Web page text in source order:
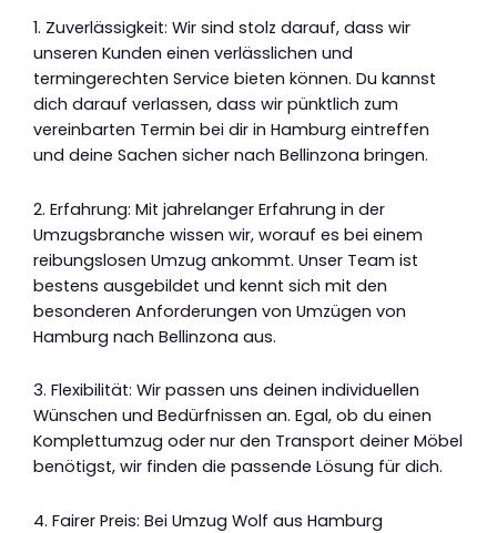
1. Zuverlässigkeit: Wir sind stolz darauf, dass wir
unseren Kunden einen verlässlichen und
termingerechten Service bieten können. Du kannst
dich darauf verlassen, dass wir pünktlich zum
vereinbarten Termin bei dir in Hamburg eintreffen
und deine Sachen sicher nach Bellinzona bringen.
2. Erfahrung: Mit jahrelanger Erfahrung in der
Umzugsbranche wissen wir, worauf es bei einem
reibungslosen Umzug ankommt. Unser Team ist
bestens ausgebildet und kennt sich mit den
besonderen Anforderungen von Umzügen von
Hamburg nach Bellinzona aus.
3. Flexibilität: Wir passen uns deinen individuellen
Wünschen und Bedürfnissen an. Egal, ob du einen
Komplettumzug oder nur den Transport deiner Möbel
benötigst, wir finden die passende Lösung für dich.
4. Fairer Preis: Bei Umzug Wolf aus Hamburg